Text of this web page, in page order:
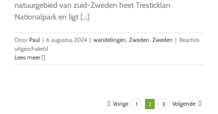
natuurgebied van zuid-Zweden heet Tresticklan
Nationalpark en ligt [...]
Door Paul | 6 augustus 2024 | wandelingen, Zweden, Zweden | Reacties
uitgeschakeld
wandelen
Lees meer
Vorige 1 2 3 Volgende